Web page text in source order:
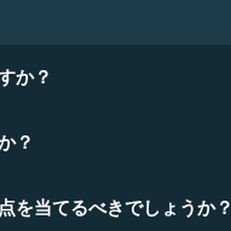
か？
？
を当てるべきでしょうか？